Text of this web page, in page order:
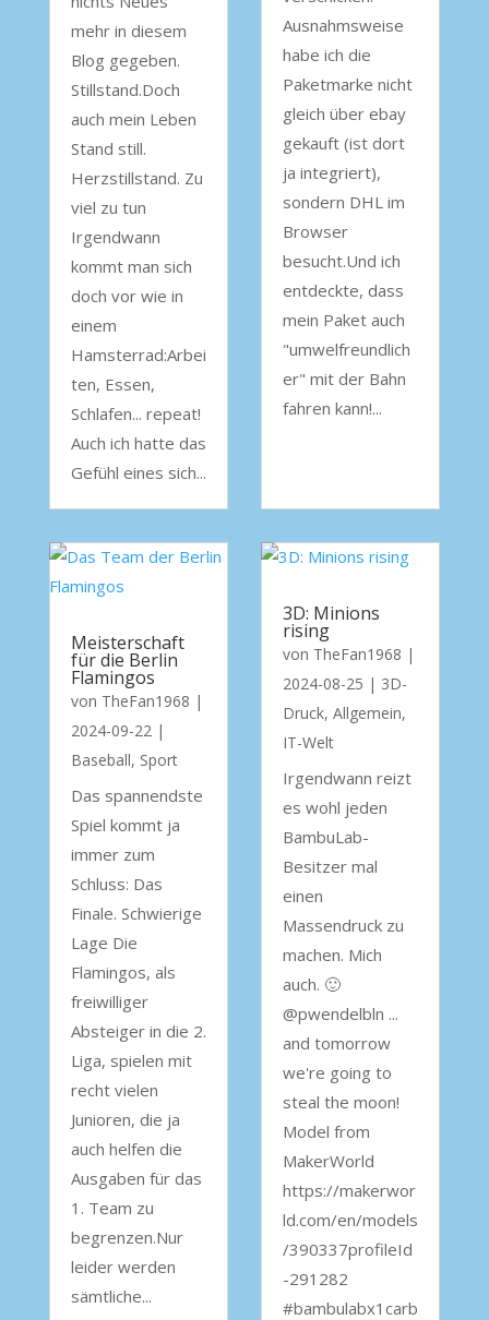
mehr in diesem
Blog gegeben.
Stillstand.Doch
auch mein Leben
Stand still.
Herzstillstand. Zu
viel zu tun
Irgendwann
kommt man sich
doch vor wie in
einem
Hamsterrad:Arbei
ten, Essen,
Schlafen... repeat!
Auch ich hatte das
Gefühl eines sich...
Ausnahmsweise
habe ich die
Paketmarke nicht
gleich über ebay
gekauft (ist dort
ja integriert),
sondern DHL im
Browser
besucht.Und ich
entdeckte, dass
mein Paket auch
"umwelfreundlich
er" mit der Bahn
fahren kann!...
Meisterschaft
für die Berlin
Flamingos
von TheFan1968 |
2024-09-22|
Baseball, Sport
Das spannendste
Spiel kommt ja
immer zum
Schluss: Das
Finale. Schwierige
Lage Die
Flamingos, als
freiwilliger
Absteiger in die 2.
Liga, spielen mit
recht vielen
Junioren, die ja
auch helfen die
Ausgaben für das
1. Team zu
begrenzen.Nur
leider werden
sämtliche...
3D: Minions
rising
von TheFan1968 |
2024-08-25 | 3D-
Druck, Allgemein,
IT-Welt
Irgendwann reizt
es wohl jeden
BambuLab-
Besitzer mal
einen
Massendruck zu
machen. Mich
auch. 🙂
@pwendelbln ...
and tomorrow
we're going to
steal the moon!
Model from
MakerWorld
https://makerwor
ld.com/en/models
/390337profileId
-291282
#bambulabx1carb